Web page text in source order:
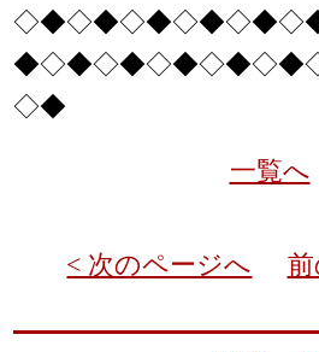
◇◆
一覧へ
< 次のページへ